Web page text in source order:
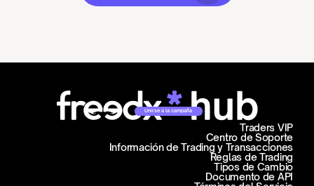
Unirse a la campaña
Centro de Soporte
Información de Trading y Transacciones
Traders VIP
Reglas de Trading
Tipos de Cambio
Documento de API